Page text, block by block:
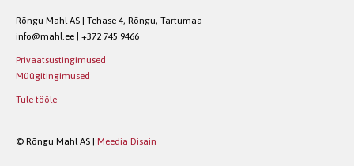
Rõngu Mahl AS | Tehase 4, Rõngu, Tartumaa
info@mahl.ee | +372 745 9466
Privaatsustingimused
Müügitingimused
Tule tööle
© Rõngu Mahl AS | Meedia Disain